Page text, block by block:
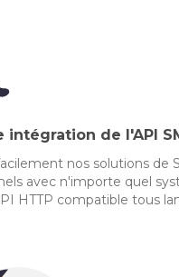
intégration de l'API
nos solutions de
avec n'importe quel
HTTP compatible tous